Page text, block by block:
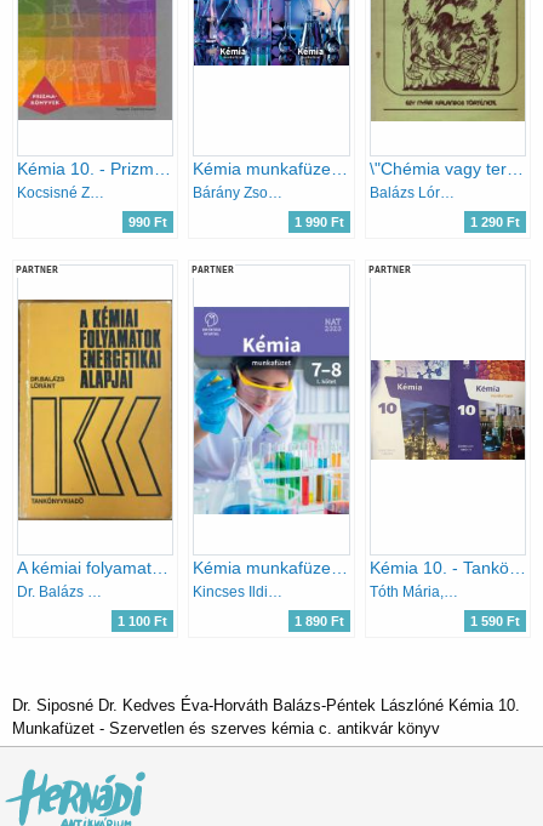
990 Ft 1 990 Ft
\"Chémia vagy természettitka\" - Egy nyár kalandos története
Balázs Lórántné dr.
1 290 Ft
PARTNER
A kémiai folyamatok energetikai alapjai
Dr. Balázs Lóránt
1 100 Ft
PARTNER
Kémia munkafüzet 7-8. I. kötet
Kincses Ildikó szerk.
1 890 Ft
PARTNER
Kémia 10. - Tankönyv + Munkafüzet (2 kötet)
Tóth Mária, Demeter László
1 590 Ft
Dr. Siposné Dr. Kedves Éva-Horváth Balázs-Péntek Lászlóné Kémia 10.
Munkafüzet - Szervetlen és szerves kémia c. antikvár könyv